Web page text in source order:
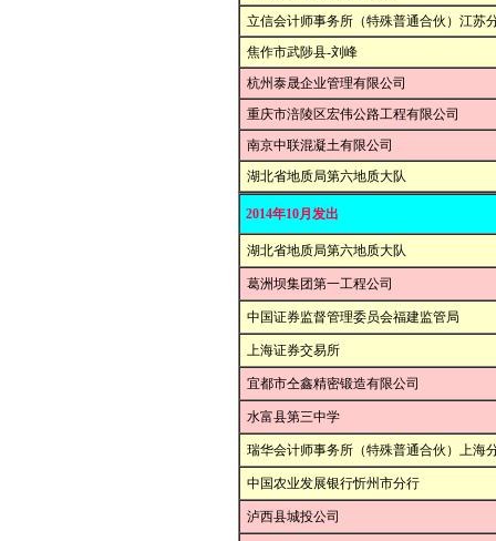
立信会计师事务所（特殊普通合伙）江苏
焦作市武陟县-刘峰
杭州泰晟企业管理有限公司
重庆市涪陵区宏伟公路工程有限公司
南京中联混凝土有限公司
湖北省地质局第六地质大队
2014年10月发出
湖北省地质局第六地质大队
葛洲坝集团第一工程公司
中国证券监督管理委员会福建监管局
上海证券交易所
宜都市仝鑫精密锻造有限公司
水富县第三中学
瑞华会计师事务所（特殊普通合伙）上海
中国农业发展银行忻州市分行
泸西县城投公司